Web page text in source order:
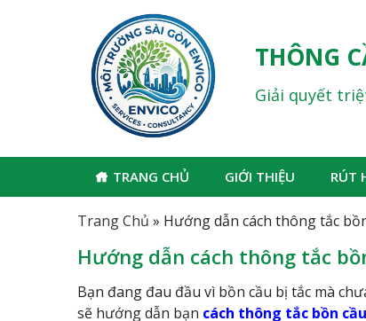
THÔNG
Giải quyết
TRANG CHỦ GIỚI THIỆU RÚT
Trang Chủ » Hướng dẫn cách thông tắc
Hướng dẫn cách thông tắc
Bạn đang đau đầu vì bồn cầu bị tắc mà
sẽ hướng dẫn bạn cách thông tắc bồn